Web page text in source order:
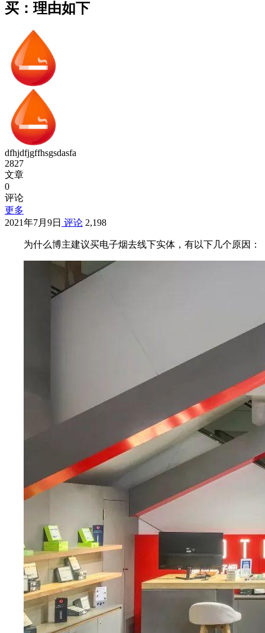
买：理由如下
dfhjdfjgffhsgsdasfa
2827
文章
0
评论
更多
2021年7月9日 评论 2,198
为什么博主建议买电子烟去线下实体，有以下几个原因：